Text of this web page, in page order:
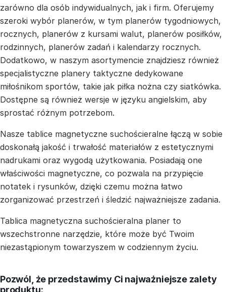
zarówno dla osób indywidualnych, jak i firm. Oferujemy
szeroki wybór planerów, w tym planerów tygodniowych,
rocznych, planerów z kursami walut, planerów posiłków,
rodzinnych, planerów zadań i kalendarzy rocznych.
Dodatkowo, w naszym asortymencie znajdziesz również
specjalistyczne planery taktyczne dedykowane
miłośnikom sportów, takie jak piłka nożna czy siatkówka.
Dostępne są również wersje w języku angielskim, aby
sprostać różnym potrzebom.
Nasze tablice magnetyczne suchościeralne łączą w sobie
doskonałą jakość i trwałość materiałów z estetycznymi
nadrukami oraz wygodą użytkowania. Posiadają one
właściwości magnetyczne, co pozwala na przypięcie
notatek i rysunków, dzięki czemu można łatwo
zorganizować przestrzeń i śledzić najważniejsze zadania.
Tablica magnetyczna suchościeralna planer to
wszechstronne narzędzie, które może być Twoim
niezastąpionym towarzyszem w codziennym życiu.
Pozwól, że przedstawimy Ci najważniejsze zalety
produktu: